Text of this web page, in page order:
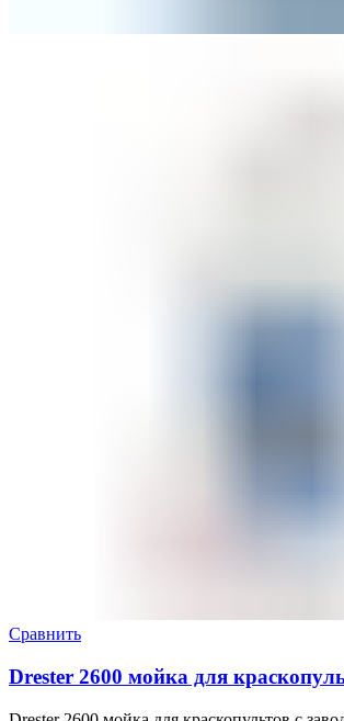
Сравнить
Drester 2600 мойка для